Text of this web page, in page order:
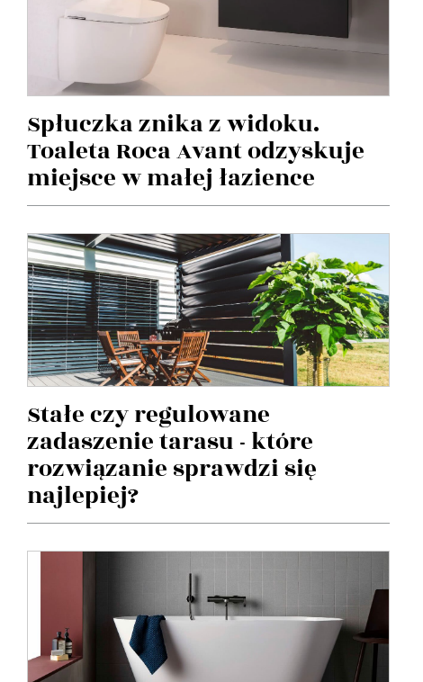
Spłuczka znika z widoku.
Toaleta Roca Avant odzyskuje
miejsce w małej łazience
Stałe czy regulowane
zadaszenie tarasu - które
rozwiązanie sprawdzi się
najlepiej?